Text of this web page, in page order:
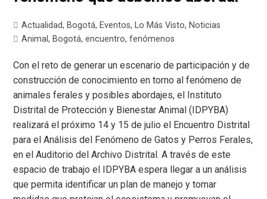
Actualidad, Bogotá, Eventos, Lo Más Visto, Noticias
Animal, Bogotá,encuentro,fenómenos
Con el reto de generar un escenario de participación y de
construcción de conocimiento en torno al fenómeno de
animales ferales y posibles abordajes, el Instituto
Distrital de Protección y Bienestar Animal (IDPYBA)
realizará el próximo 14 y 15 de julio el Encuentro Distrital
para el Análisis del Fenómeno de Gatos y Perros Ferales,
en el Auditorio del Archivo Distrital. A través de este
espacio de trabajo el IDPYBA espera llegar a un análisis
que permita identificar un plan de manejo y tomar